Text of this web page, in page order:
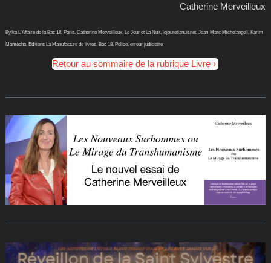
Catherine Merveilleux
Bylka L’Affaire de la Bac 18, Paris, Catherine Merveilleux, Le Jour et La Nuit, lejouretlanuit.net, Jean-Marc Michelangeli, Karim
Mamèche, Editions La Manufacture de livres, Bac 18, Police, erreur judiciaire
Retour au sommaire de la rubrique Livre